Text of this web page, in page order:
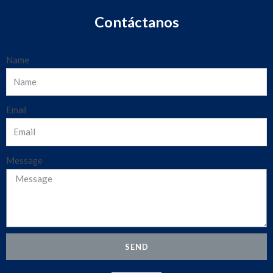
Contáctanos
Name
Email
Message
SEND